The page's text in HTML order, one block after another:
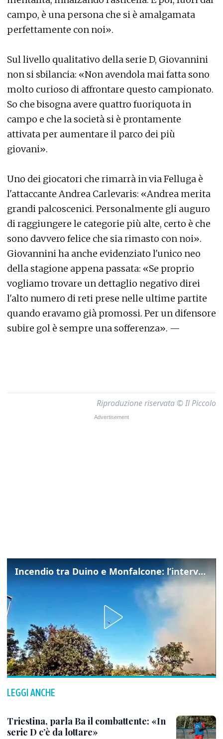
campo, è una persona che si è amalgamata
perfettamente con noi».
Sul livello qualitativo della serie D, Giovannini
non si sbilancia: «Non avendola mai fatta sono
molto curioso di affrontare questo campionato.
So che bisogna avere quattro fuoriquota in
campo e che la società si è prontamente
attivata per aumentare il parco dei più
giovani».
Uno dei giocatori che rimarrà in via Felluga è
l'attaccante Andrea Carlevaris: «Andrea merita
grandi palcoscenici. Personalmente gli auguro
di raggiungere le categorie più alte, certo è che
sono davvero felice che sia rimasto con noi».
Giovannini ha anche evidenziato l'unico neo
della stagione appena passata: «Se proprio
vogliamo trovare un dettaglio negativo direi
l'alto numero di reti prese nelle ultime partite
quando eravamo già promossi. Per un difensore
subire gol è sempre una sofferenza». —
Riproduzione riservata © Il Piccolo
Incendio tra Duino e Monfalcone: l’intervento dei vigili del fuoco
LEGGI ANCHE
Triestina, parla Ba il combattente: «In
serie D c’è da lottare»